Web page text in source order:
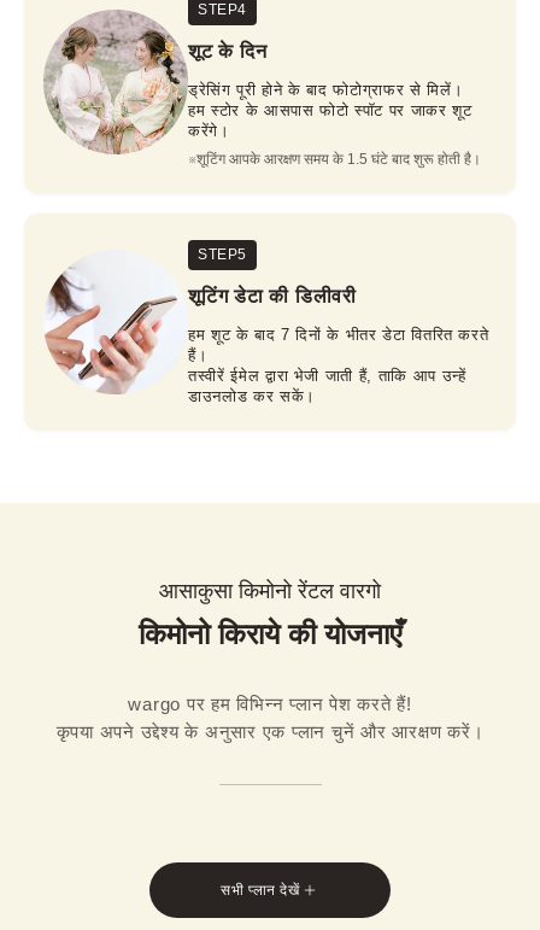
STEP4
शूट के दिन
ड्रेसिंग पूरी होने के बाद फोटोग्राफर से मिलें।
हम स्टोर के आसपास फोटो स्पॉट पर जाकर शूट
करेंगे।
※शूटिंग आपके आरक्षण समय के 1.5 घंटे बाद शुरू होती है।
STEP5
शूटिंग डेटा की डिलीवरी
हम शूट के बाद 7 दिनों के भीतर डेटा वितरित करते
हैं।
तस्वीरें ईमेल द्वारा भेजी जाती हैं, ताकि आप उन्हें
डाउनलोड कर सकें।
आसाकुसा किमोनो रेंटल वारगो
किमोनो किराये की योजनाएँ
wargo पर हम विभिन्न प्लान पेश करते हैं!
कृपया अपने उद्देश्य के अनुसार एक प्लान चुनें और आरक्षण करें।
सभी प्लान देखें